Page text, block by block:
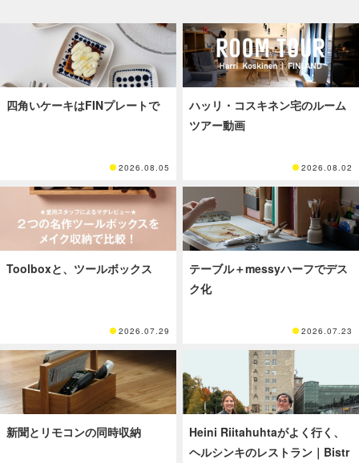
四角いケーキはFINプレートで
2026.08.05
ハッリ・コスキネン宅のルーム
ツアー動画
2026.08.02
Toolboxと、ツールボックス
2026.07.29
テーブル＋messyハーフでデス
ク化
2026.07.23
新聞とリモコンの同時収納
Heini Riitahuhtaがよく行く、
ヘルシンキのレストラン｜Bistr